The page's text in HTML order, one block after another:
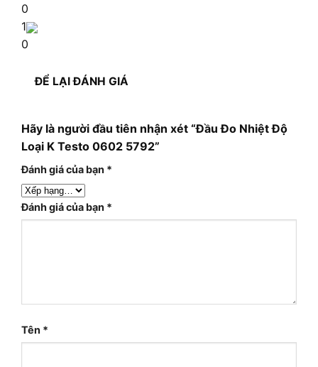
0
1
0
ĐỂ LẠI ĐÁNH GIÁ
Hãy là người đầu tiên nhận xét “Đầu Đo Nhiệt Độ
Loại K Testo 0602 5792”
Đánh giá của bạn *
Đánh giá của bạn *
Tên *